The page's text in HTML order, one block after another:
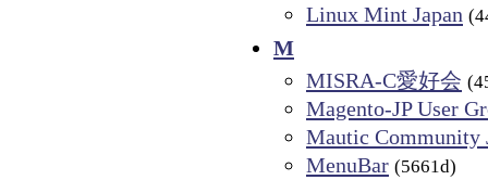
Linux Mint Japan
M
MISRA-C愛好会
Magento-JP User
Mautic Community
MenuBar (5661d)